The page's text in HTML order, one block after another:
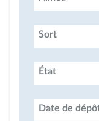
Sort
État
Date de